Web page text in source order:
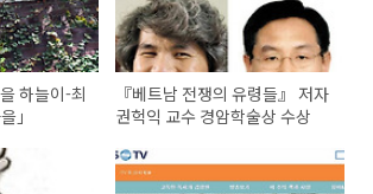
하늘이-최
」
『베트남 전쟁의 유령들』 저자
권헉익 교수 경암학술상 수상